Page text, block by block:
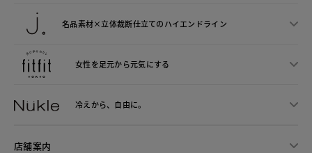
名品素材×立体裁断仕立てのハイエンドライン
女性を足元から元気にする
冷えから、 自由に。
店舗案内